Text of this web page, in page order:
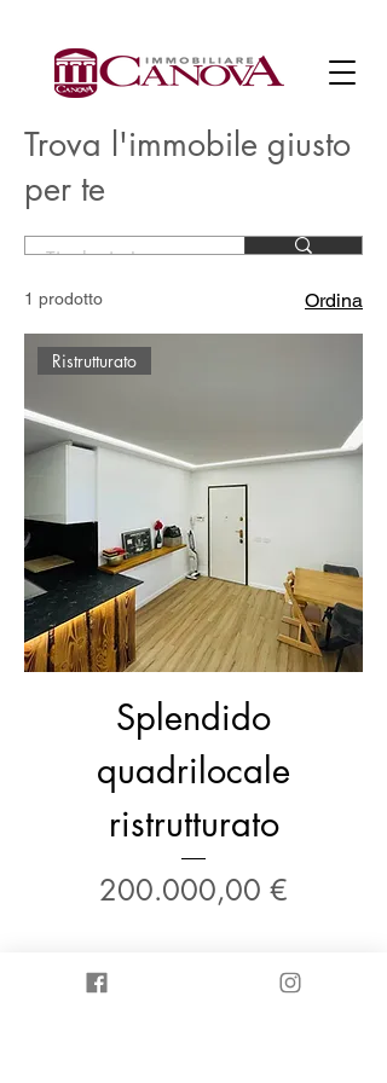
Trova l'immobile giusto
per te
1 prodotto Ordina
Ristrutturato
Splendido
quadrilocale
ristrutturato
Prezzo
200.000,00 €